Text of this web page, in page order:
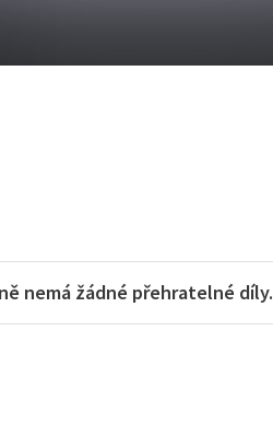
nemá žádné přehratelné díly.